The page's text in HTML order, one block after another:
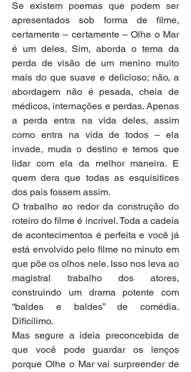
Se existem poemas que podem ser
apresentados sob forma de filme,
certamente – certamente – Olhe o Mar
é um deles. Sim, aborda o tema da
perda de visão de um menino muito
mais do que suave e delicioso; não, a
abordagem não é pesada, cheia de
médicos, internações e perdas. Apenas
a perda entra na vida deles, assim
como entra na vida de todos – ela
invade, muda o destino e temos que
lidar com ela da melhor maneira. E
quem dera que todas as esquisitices
dos pais fossem assim.
O trabalho ao redor da construção do
roteiro do filme é incrível. Toda a cadeia
de acontecimentos é perfeita e você já
está envolvido pelo filme no minuto em
que põe os olhos nele. Isso nos leva ao
magistral trabalho dos atores,
construindo um drama potente com
“baldes e baldes” de comédia.
Dificílimo.
Mas segure a ideia preconcebida de
que você pode guardar os lenços
porque Olhe o Mar vai surpreender de